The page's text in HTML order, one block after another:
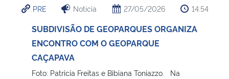
Ministério da Cidadania
Ministério de Minas e Energia
PRE Notícia 27/05/2026 14:54
SUBDIVISÃO DE GEOPARQUES ORGANIZA
ENCONTRO COM O GEOPARQUE
CAÇAPAVA
Foto: Patricia Freitas e Bibiana Toniazzo. Na